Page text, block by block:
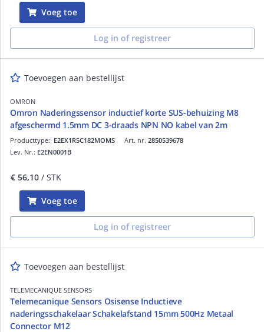
Voeg toe
Log in of registreer
Toevoegen aan bestellijst
OMRON
Omron Naderingssensor inductief korte SUS-behuizing M8
afgeschermd 1.5mm DC 3-draads NPN NO kabel van 2m
Art. nr. 2850539678
Producttype: E2EX1R5C182MOMS
Lev. Nr.: E2EN0001B
€ 56,10 / STK
Voeg toe
Log in of registreer
Toevoegen aan bestellijst
TELEMECANIQUE SENSORS
Telemecanique Sensors Osisense Inductieve
naderingsschakelaar Schakelafstand 15mm 500Hz Metaal
Connector M12